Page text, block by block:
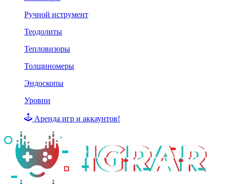
Ручной иструмент
Теодолиты
Тепловизоры
Толщиномеры
Эндоскопы
Уровни
Аренда игр и аккаунтов!